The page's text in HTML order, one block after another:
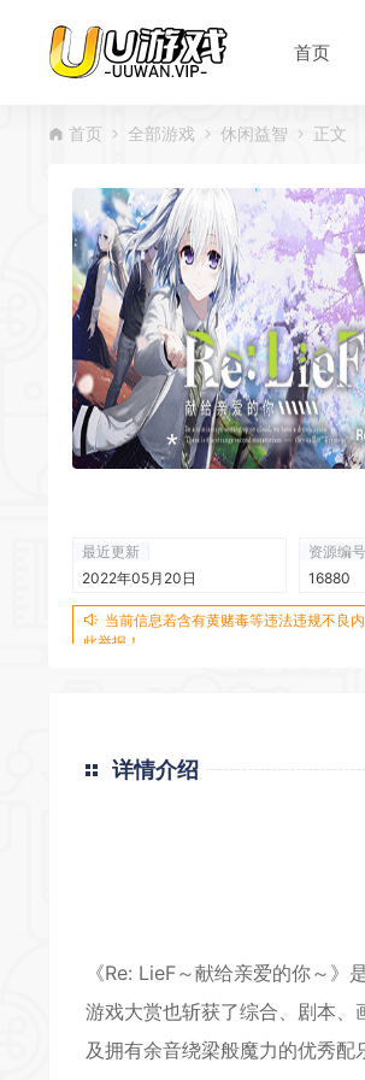
首页
首页 全部游戏 休闲益智 正文
最近更新
2022年05月20日
资源编号
16880
当前信息若含有黄赌毒等违法违规不良
此举报！
详情介绍
《Re: LieF～献给亲爱的你～
游戏大赏也斩获了综合、剧本
及拥有余音绕梁般魔力的优秀配
*